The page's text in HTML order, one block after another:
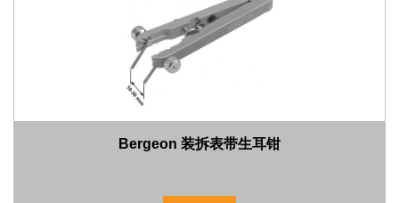
Bergeon 装拆表带生耳钳